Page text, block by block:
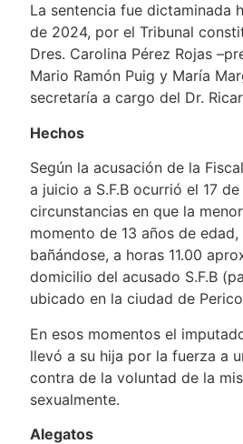
La sentencia fue dictaminada
de 2024, por el Tribunal
Dres. Carolina Pérez Rojas
Mario Ramón Puig y María
secretaría a cargo del Dr.
Hechos
Según la acusación de la
a juicio a S.F.B ocurrió el 17
circunstancias en que la
momento de 13 años de
bañándose, a horas 11.00
domicilio del acusado S.F.B
ubicado en la ciudad de
En esos momentos el
llevó a su hija por la fuerza a
contra de la voluntad de la
sexualmente.
Alegatos